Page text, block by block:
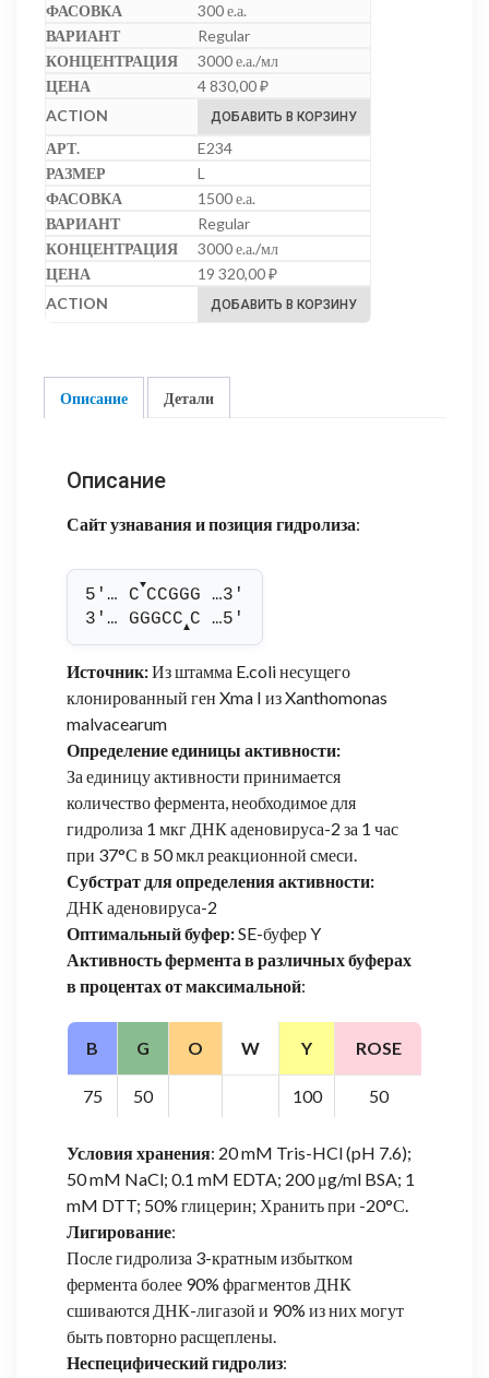
300 е.а.
Regular
3000 е.а./мл
4 830,00₽
ДОБАВИТЬ В КОРЗИНУ
E234
L
1500 е.а.
Regular
3000 е.а./мл
19 320,00₽
ДОБАВИТЬ В КОРЗИНУ
Описание Детали
Описание
Сайт узнавания и позиция гидролиза:
5'… C
▼
CCGGG …3'
3'… GGGCC▲C …5'
Источник:Из штамма E.coli несущего
клонированный ген Xma I из Xanthomonas
malvacearum
Определение единицы активности:
За единицу активности принимается
количество фермента, необходимое для
гидролиза 1 мкг ДНК аденовируса-2 за 1 час
при 37°С в 50 мкл реакционной смеси.
Субстрат для определения активности:
ДНК аденовируса-2
Оптимальный буфер:SE-буфер Y
Активность фермента в различных буферах
в процентах от максимальной:
B G O W Y ROSE
75 50 100 50
Условия хранения: 20 mM Tris-HCl (pH 7.6);
50 mM NaCl; 0.1 mM EDTA; 200 μg/ml BSA; 1
mM DTT; 50% глицерин; Хранить при -20°С.
Лигирование:
После гидролиза 3-кратным избытком
фермента более 90% фрагментов ДНК
сшиваются ДНК-лигазой и 90% из них могут
быть повторно расщеплены.
Неспецифический гидролиз: